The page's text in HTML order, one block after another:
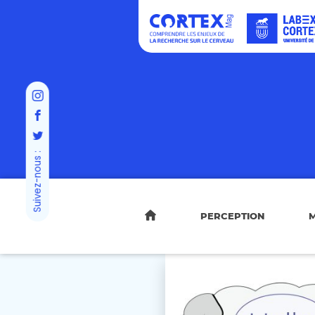
Suivez-nous :
PERCEPTION